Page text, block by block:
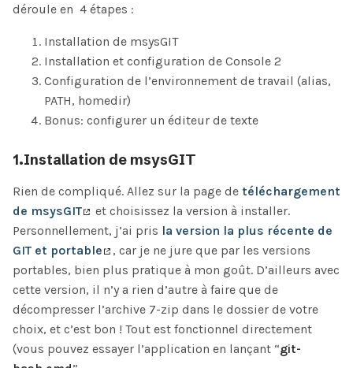
déroule en 4 étapes :
Installation de msysGIT
Installation et configuration de Console 2
Configuration de l’environnement de travail (alias,
PATH, homedir)
Bonus: configurer un éditeur de texte
1.Installation de msysGIT
Rien de compliqué. Allez sur la page de téléchargement
de msysGIT
et choisissez la version à installer.
Personnellement, j’ai pris la version la plus récente de
GIT et portable
, car je ne jure que par les versions
portables, bien plus pratique à mon goût. D’ailleurs avec
cette version, il n’y a rien d’autre à faire que de
décompresser l’archive 7-zip dans le dossier de votre
choix, et c’est bon ! Tout est fonctionnel directement
(vous pouvez essayer l’application en lançant “git-